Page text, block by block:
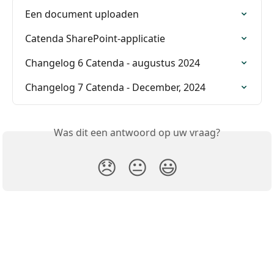
Een document uploaden
Catenda SharePoint-applicatie
Changelog 6 Catenda - augustus 2024
Changelog 7 Catenda - December, 2024
Was dit een antwoord op uw vraag?
😞 😐 😃